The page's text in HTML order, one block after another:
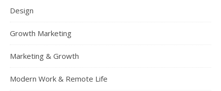
Design
Growth Marketing
Marketing & Growth
Modern Work & Remote Life